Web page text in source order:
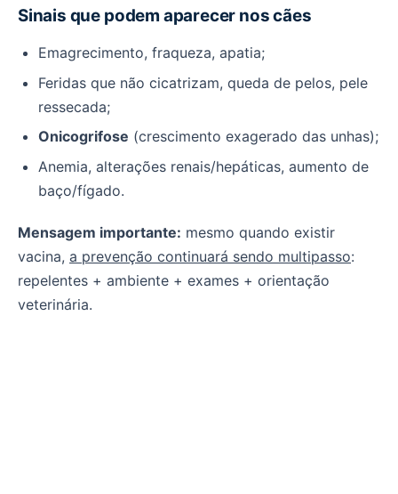
Sinais que podem aparecer nos cães
Emagrecimento, fraqueza, apatia;
Feridas que não cicatrizam, queda de pelos, pele
ressecada;
Onicogrifose (crescimento exagerado das unhas);
Anemia, alterações renais/hepáticas, aumento de
baço/fígado.
Mensagem importante: mesmo quando existir
vacina, a prevenção continuará sendo multipasso:
repelentes + ambiente + exames + orientação
veterinária.